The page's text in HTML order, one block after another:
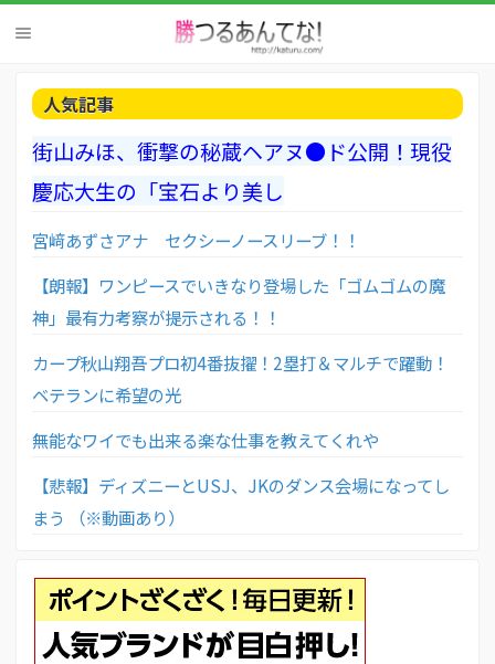
人気記事
街山みほ、衝撃の秘蔵ヘアヌ●ド公開！現役
慶応大生の「宝石より美し
宮﨑あずさアナ セクシーノースリーブ！！
【朗報】ワンピースでいきなり登場した「ゴムゴムの魔
神」最有力考察が提示される！！
カープ秋山翔吾プロ初4番抜擢！2塁打＆マルチで躍動！
ベテランに希望の光
無能なワイでも出来る楽な仕事を教えてくれや
【悲報】ディズニーとUSJ、JKのダンス会場になってし
まう （※動画あり）